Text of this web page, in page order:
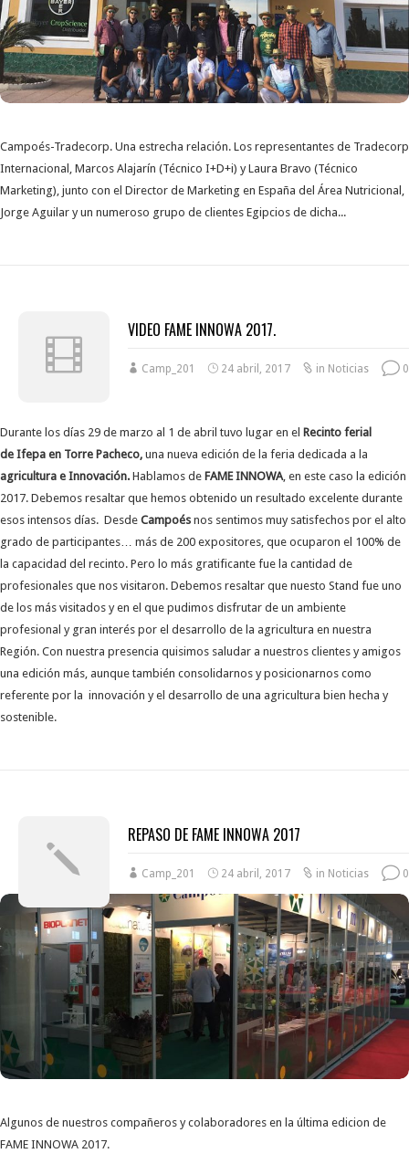
Campoés-Tradecorp. Una estrecha relación. Los representantes de Tradecorp
Internacional, Marcos Alajarín (Técnico I+D+i) y Laura Bravo (Técnico
Marketing), junto con el Director de Marketing en España del Área Nutricional,
Jorge Aguilar y un numeroso grupo de clientes Egipcios de dicha...
VIDEO FAME INNOWA 2017.
Camp_201 24 abril, 2017 in Noticias 0
Durante los días 29 de marzo al 1 de abril tuvo lugar en el Recinto ferial
de Ifepa en Torre Pacheco, una nueva edición de la feria dedicada a la
agricultura e Innovación. Hablamos de FAME INNOWA, en este caso la edición
2017. Debemos resaltar que hemos obtenido un resultado excelente durante
esos intensos días. Desde Campoés nos sentimos muy satisfechos por el alto
grado de participantes… más de 200 expositores, que ocuparon el 100% de
la capacidad del recinto. Pero lo más gratificante fue la cantidad de
profesionales que nos visitaron. Debemos resaltar que nuesto Stand fue uno
de los más visitados y en el que pudimos disfrutar de un ambiente
profesional y gran interés por el desarrollo de la agricultura en nuestra
Región. Con nuestra presencia quisimos saludar a nuestros clientes y amigos
una edición más, aunque también consolidarnos y posicionarnos como
referente por la innovación y el desarrollo de una agricultura bien hecha y
sostenible.
REPASO DE FAME INNOWA 2017
Camp_201 24 abril, 2017 in Noticias 0
Algunos de nuestros compañeros y colaboradores en la última edicion de
FAME INNOWA 2017.